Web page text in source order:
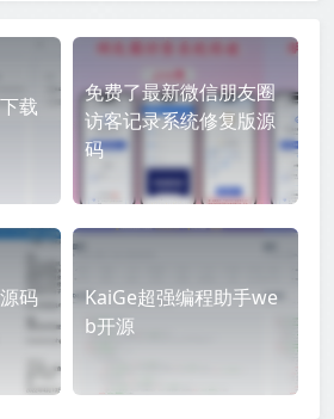
载
免费了最新微信朋友圈
访客记录系统修复版源
码
码
KaiGe超强编程助手we
b开源